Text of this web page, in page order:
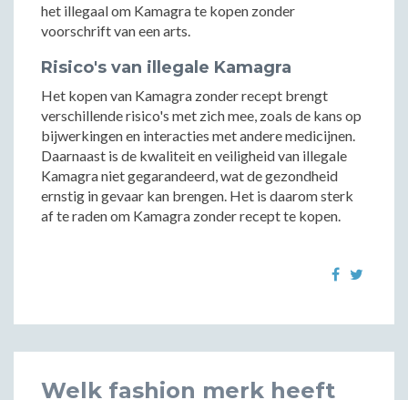
het illegaal om Kamagra te kopen zonder
voorschrift van een arts.
Risico's van illegale Kamagra
Het kopen van Kamagra zonder recept brengt
verschillende risico's met zich mee, zoals de kans op
bijwerkingen en interacties met andere medicijnen.
Daarnaast is de kwaliteit en veiligheid van illegale
Kamagra niet gegarandeerd, wat de gezondheid
ernstig in gevaar kan brengen. Het is daarom sterk
af te raden om Kamagra zonder recept te kopen.
Welk fashion merk heeft